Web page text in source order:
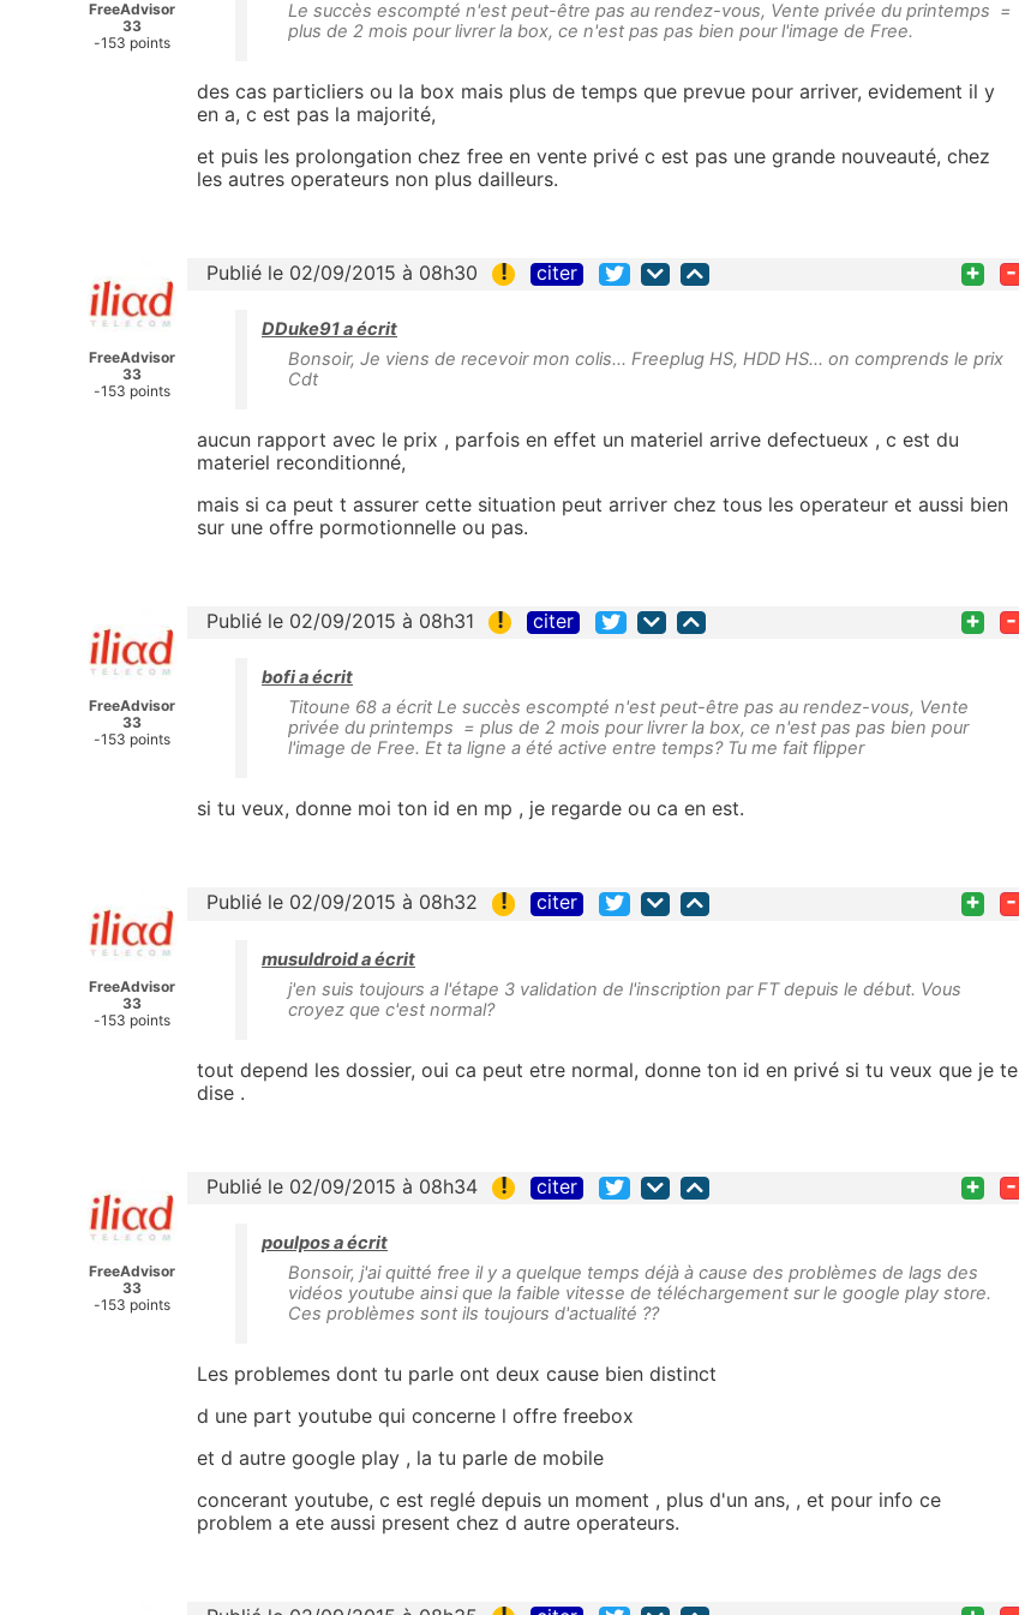
FreeAdvisor
33
-153 points
Le succès escompté n'est peut-être pas au rendez-vous, Vente privée du printemps =
plus de 2 mois pour livrer la box, ce n'est pas pas bien pour l'image de Free.
des cas particliers ou la box mais plus de temps que prevue pour arriver, evidement il y
en a, c est pas la majorité,
et puis les prolongation chez free en vente privé c est pas une grande nouveauté, chez
les autres operateurs non plus dailleurs.
FreeAdvisor
33
-153 points
Publié le 02/09/2015 à 08h30 ! citer + -
DDuke91 a écrit
Bonsoir, Je viens de recevoir mon colis... Freeplug HS, HDD HS... on comprends le prix
Cdt
aucun rapport avec le prix , parfois en effet un materiel arrive defectueux , c est du
materiel reconditionné,
mais si ca peut t assurer cette situation peut arriver chez tous les operateur et aussi bien
sur une offre pormotionnelle ou pas.
FreeAdvisor
33
-153 points
Publié le 02/09/2015 à 08h31 ! citer + -
bofi a écrit
Titoune 68 a écrit Le succès escompté n'est peut-être pas au rendez-vous, Vente
privée du printemps = plus de 2 mois pour livrer la box, ce n'est pas pas bien pour
l'image de Free. Et ta ligne a été active entre temps? Tu me fait flipper
si tu veux, donne moi ton id en mp , je regarde ou ca en est.
FreeAdvisor
33
-153 points
Publié le 02/09/2015 à 08h32 ! citer + -
musuldroid a écrit
j'en suis toujours a l'étape 3 validation de l'inscription par FT depuis le début. Vous
croyez que c'est normal?
tout depend les dossier, oui ca peut etre normal, donne ton id en privé si tu veux que je te
dise .
FreeAdvisor
33
-153 points
Publié le 02/09/2015 à 08h34 ! citer + -
poulpos a écrit
Bonsoir, j'ai quitté free il y a quelque temps déjà à cause des problèmes de lags des
vidéos youtube ainsi que la faible vitesse de téléchargement sur le google play store.
Ces problèmes sont ils toujours d'actualité ??
Les problemes dont tu parle ont deux cause bien distinct
d une part youtube qui concerne l offre freebox
et d autre google play , la tu parle de mobile
concerant youtube, c est reglé depuis un moment , plus d'un ans, , et pour info ce
problem a ete aussi present chez d autre operateurs.